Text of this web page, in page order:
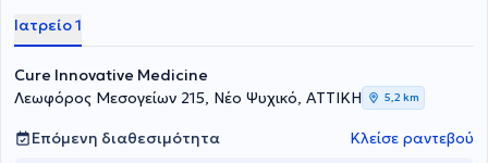
Ιατρείο 1
Cure Innovative Medicine
Λεωφόρος Μεσογείων 215, Νέο Ψυχικό, ΑΤΤΙΚΗ
5,2 km
Επόμενη διαθεσιμότητα Κλείσε ραντεβού